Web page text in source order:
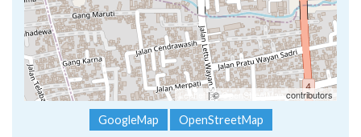
Leaflet | ©OpenStreetMap contributors
GoogleMap OpenStreetMap